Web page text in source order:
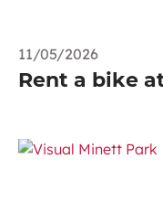
11/05/2026
Rent a bike